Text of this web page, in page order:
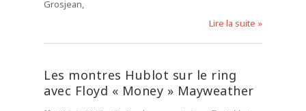
Grosjean,
Lire la suite »
Les montres Hublot sur le ring
avec Floyd « Money » Mayweather